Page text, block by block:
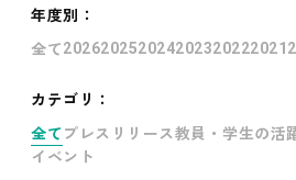
年度別 ：
全て202620252024202320222021
カテゴリ：
全て プレスリリース教員・学生の活
イベント